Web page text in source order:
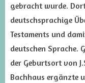
gebracht wurde.
deutschsprachige
Testaments und
deutschen Sprache.
der Geburtsort von
Bachhaus ergänzte